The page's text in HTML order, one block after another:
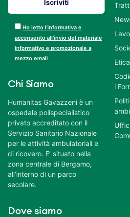
Ho letto l’informativa e
acconsento all’invio del materiale
informativo e promozionale a
mezzo email
Chi Siamo
Humanitas Gavazzeni è un
ospedale polispecialistico
privato accreditato con il
Servizio Sanitario Nazionale
per le attività ambulatoriali e
di ricovero. E’ situato nella
zona centrale di Bergamo,
all’interno di un parco
secolare.
Dove siamo
i